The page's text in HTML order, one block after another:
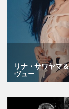
リナ・サワヤマ
ヴュー